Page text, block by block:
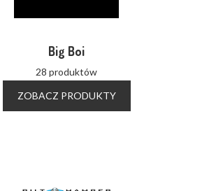
Big Boi
28 produktów
ZOBACZ PRODUKTY